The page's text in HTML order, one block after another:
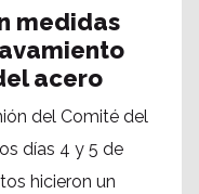
medidas
acero
del Comité del
días 4 y 5 de
hicieron un